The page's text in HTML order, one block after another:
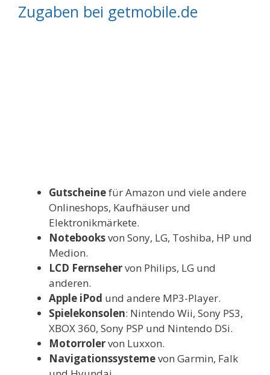
Zugaben bei getmobile.de
Gutscheinefür Amazon und viele andere
Onlineshops, Kaufhäuser und
Elektronikmärkete.
Notebooksvon Sony, LG, Toshiba, HP und
Medion.
LCD Fernsehervon Philips, LG und
anderen.
Apple iPod und andere MP3-Player.
Spielekonsolen: Nintendo Wii, Sony PS3,
XBOX 360, Sony PSP und Nintendo DSi.
Motorrolervon Luxxon.
Navigationssystemevon Garmin, Falk